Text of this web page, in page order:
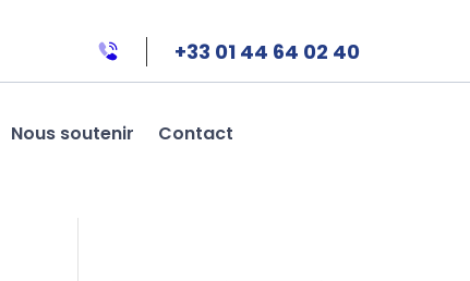
+33 01 44 64 02 40
Nous soutenir Contact